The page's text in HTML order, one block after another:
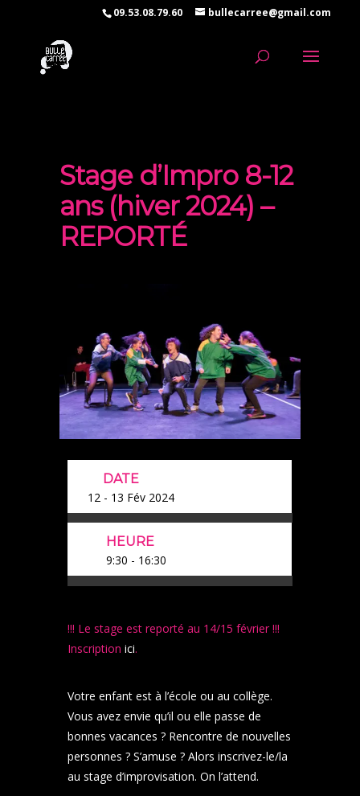
09.53.08.79.60 bullecarree@gmail.com
Stage d’Impro 8-12
ans (hiver 2024) –
REPORTÉ
DATE
12 - 13 Fév 2024
HEURE
9:30 - 16:30
!!! Le stage est reporté au 14/15 février !!!
Inscription ici.
Votre enfant est à l’école ou au collège.
Vous avez envie qu’il ou elle passe de
bonnes vacances ? Rencontre de nouvelles
personnes ? S’amuse ? Alors inscrivez-le/la
au stage d’improvisation. On l’attend.